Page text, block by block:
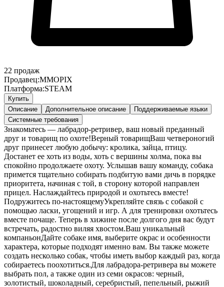
22 продаж
Продавец:MMOPIX
Платформа:STEAM
Купить
Описание
Дополнительное описание
Поддерживаемые языки
Системные требования
Знакомьтесь — лабрадор-ретривер, ваш новый преданный
друг и товарищ по охоте!Верный товарищВаш четвероногий
друг принесет любую добычу: кролика, зайца, птицу.
Достанет ее хоть из воды, хоть с вершины холма, пока вы
спокойно продолжаете охоту. Услышав вашу команду, собака
примется тщательно собирать подбитую вами дичь в порядке
приоритета, начиная с той, в сторону которой направлен
прицел. Наслаждайтесь природой и охотьтесь вместе!
Подружитесь по-настоящемуУкрепляйте связь с собакой с
помощью ласки, угощений и игр. А для тренировки охотьтесь
вместе почаще. Теперь в хижине после долгого дня вас будут
встречать, радостно виляя хвостом.Ваш уникальный
компаньонДайте собаке имя, выберите окрас и особенности
характера, которые подходят именно вам. Вы также можете
создать несколько собак, чтобы иметь выбор каждый раз, когда
собираетесь поохотиться.Для лабрадора-ретривера вы можете
выбрать пол, а также один из семи окрасов: черный,
золотистый, шоколадный, серебристый, пепельный, рыжий